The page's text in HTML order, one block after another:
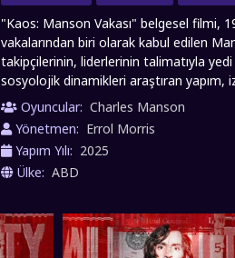
"Kaos: Manson Vakası" belgesel filmi,
vakalarından biri olarak kabul edilen
takipçilerinin, liderlerinin talimatıyla yedi
sosyolojik dinamikleri araştıran yapım,
Manson'ın kült lider olarak takipçileri
hareketlerini ve komplo teorilerinde
Manson'ın karizmatik liderlik özellikleri
dönemin Amerika'sının sosyal
değil, aynı zamanda insan
hd 1080p kalitesinde Türkçe dublaj ve
Oyuncular: Charles Manson
Yönetmen: Errol Morris
Yapım Yılı: 2025
Ülke: ABD